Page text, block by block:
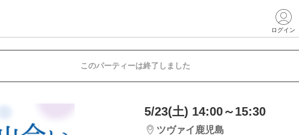
ログイン
このパーティーは終了しました
5/23(土) 14:00～15:30
ツヴァイ鹿児島